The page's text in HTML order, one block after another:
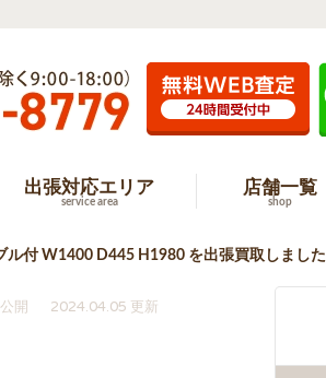
出張対応エリア
service area
店舗一覧
shop
ル付 W1400 D445 H1980 を出張買取しました
開
2024.04.05 更新